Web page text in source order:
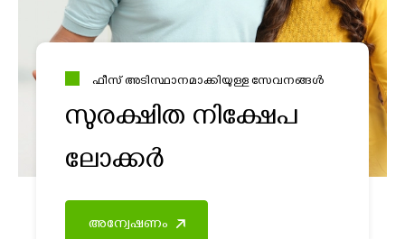
ഫീസ് അടിസ്ഥാനമാക്കിയുള്ള സേവനങ്ങൾ
സുരക്ഷിത നിക്ഷേപ
ലോക്കർ
അന്വേഷണം